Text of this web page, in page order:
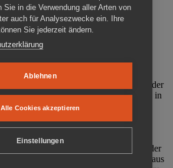
Cottbus ist ein Ort
Anschaulich, nah und
der DDR gründeten im Oktober
Cottbus e. V. (MRZ), der
ehemaligen Gefängnisses (1860-2002) in
Träger der Gedenkstätte Zuchthaus
Arbeit der Gedenkstätte steht die
politischem Unrecht während der
und der SED-Diktatur.
Dauer- und Sonderausstellungen in der
Cottbus Beispiele politischen Unrechts aus
Sie in die Verwendung aller Arten von
auch für Analysezwecke ein. Ihre
Sie jederzeit ändern.
Ablehnen
Alle Cookies akzeptieren
Einstellungen